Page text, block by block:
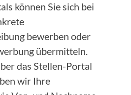
können Sie sich bei
bewerben oder
übermitteln.
das Stellen-Portal
wir Ihre